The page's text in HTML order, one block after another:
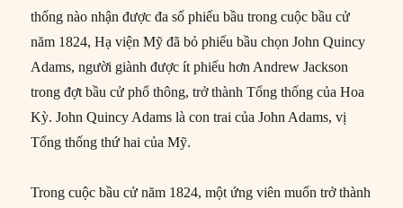
thống nào nhận được đa số phiếu bầu trong cuộc bầu cử
năm 1824, Hạ viện Mỹ đã bỏ phiếu bầu chọn John Quincy
Adams, người giành được ít phiếu hơn Andrew Jackson
trong đợt bầu cử phổ thông, trở thành Tổng thống của Hoa
Kỳ. John Quincy Adams là con trai của John Adams, vị
Tổng thống thứ hai của Mỹ.
Trong cuộc bầu cử năm 1824, một ứng viên muốn trở thành